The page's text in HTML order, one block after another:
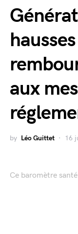
aux
by Léo Guittet 16
Ce baromètre